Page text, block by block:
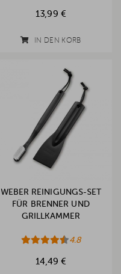
13,99 €
IN DEN KORB
WEBER REINIGUNGS-SET
FÜR BRENNER UND
GRILLKAMMER
4.8
14,49 €